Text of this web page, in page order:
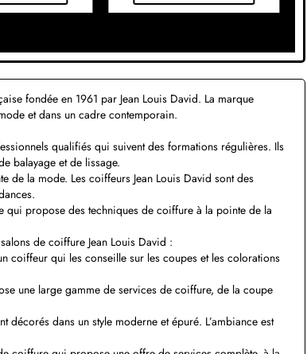
fondée en 1961 par Jean Louis David. La marque
et dans un cadre contemporain.
qualifiés qui suivent des formations régulières. Ils
balayage et de lissage.
de la mode. Les coiffeurs Jean Louis David sont des
qui propose des techniques de coiffure à la pointe de la
de coiffure Jean Louis David :
coiffeur qui les conseille sur les coupes et les colorations
une large gamme de services de coiffure, de la coupe
dans un style moderne et épuré. L’ambiance est